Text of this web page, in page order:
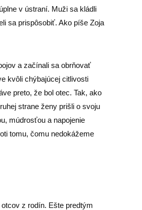
v ústraní. Muži sa kládli
sa prispôsobiť. Ako píše Zoja
a začínali sa obrňovať
kvôli chýbajúcej citlivosti
preto, že bol otec. Tak, ako
strane ženy prišli o svoju
múdrosťou a napojenie
tomu, čomu nedokážeme
z rodín. Ešte predtým